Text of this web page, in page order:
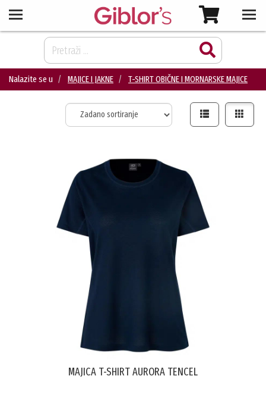
Nalazite se u MAJICE I JAKNE T-SHIRT OBIČNE I MORNARSKE MAJICE
MAJICA T-SHIRT AURORA TENCEL